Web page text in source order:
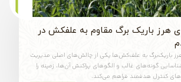
هرز باریک برگ مقاوم به علفکش در
باریک‌برگ به علف‌کش‌ها یکی از چالش‌های اصلی مدیریت
گونه‌های غالب و الگوهای پراکنش آن‌ها، زمینه را
کنترل هدفمند فراهم می‌کند.